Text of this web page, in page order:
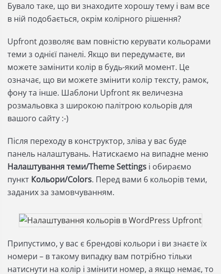
Бувало таке, що ви знаходите хорошу тему і вам все
в ній подобається, окрім колірного рішення?
Upfront дозволяє вам повністю керувати кольорами
теми з однієї панелі. Якщо ви передумаєте, ви
можете замінити колір в будь-який момент. Це
означає, що ви можете змінити колір тексту, рамок,
фону та інше. Шаблони Upfront як величезна
розмальовка з широкою палітрою кольорів для
вашого сайту :-)
Після переходу в конструктор, зліва у вас буде
панель налаштувань. Натискаємо на випадне меню
Налаштування теми/Theme Settings і обираємо
пункт Кольори/Colors. Перед вами 6 кольорів теми,
заданих за замовчуванням.
Припустимо, у вас є брендові кольори і ви знаєте їх
номери – в такому випадку вам потрібно тільки
натиснути на колір і змінити номер, а якщо немає, то